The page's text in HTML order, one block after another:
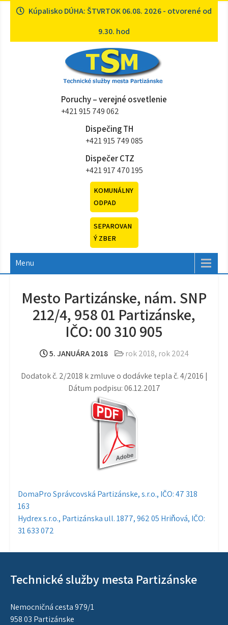
Kúpalisko DÚHA: ŠTVRTOK 06.08. 2026 - otvorené od
9.30. hod
Technické služby mesta
Partizánske
Sme tu pre vásPoruchy – verejné osvetlenie
+421 915 749 062
Dispečing TH
+421 915 749 085
Dispečer CTZ
+421 917 470 195
KOMUNÁLNY
ODPAD
SEPAROVAN
Ý ZBER
Menu
Mesto Partizánske, nám. SNP
212/4, 958 01 Partizánske,
IČO: 00 310 905
5. JANUÁRA 2018 rok 2018, rok 2024
Dodatok č. 2/2018 k zmluve o dodávke tepla č. 4/2016 |
Dátum podpisu: 06.12.2017
Navigácia
v
článku
DomaPro Správcovská Partizánske, s.r.o., IČO: 47 318
163
Hydrex s.r.o., Partizánska ull. 1877, 962 05 Hriňová, IČO:
31 633 072
Technické služby mesta Partizánske
Nemocničná cesta 979/1
958 03 Partizánske